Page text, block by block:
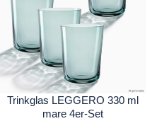
Trinkglas LEGGERO 330 ml
mare 4er-Set